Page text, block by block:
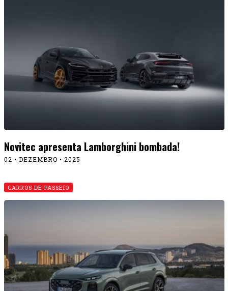
Novitec apresenta Lamborghini bombada!
02 • DEZEMBRO • 2025
CARROS DE PASSEIO